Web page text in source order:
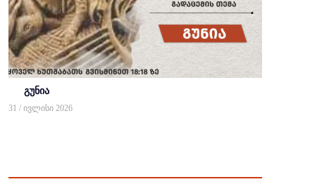
გუნია
31 / ივლისი 2026